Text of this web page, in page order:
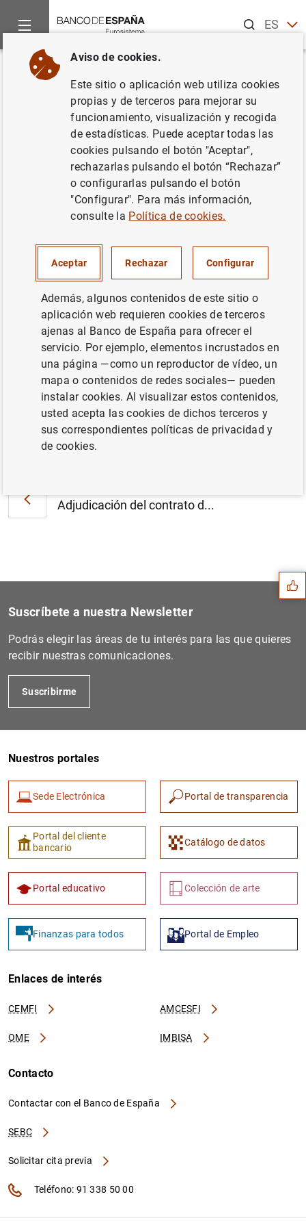
ESEN
Inicio Noticias y eventos
Volver
Comparecencia del presidente
de la Comisión Rectora del
FROB ante la Comisión de
Economía y Competitividad del
Congreso de los Diputados
Comparecencia del presidente de la
Comisión Rectora del FROB ante la
Comisión de Economía y Competitividad del
Congreso de los Diputados (160KB)
Adjudicación del contrato d...
Siguiente
CNMV: Hecho Relevante de Un...
Sugerencias
1 2
Suscríbete a nuestra Newsletter
Podrás elegir las áreas de tu interés para las que quieres
recibir nuestras comunicaciones.
Suscribirme
Nuestros portales
Sede Electrónica Portal de transparencia
Portal del cliente
bancario
Catálogo de datos
Portal educativo Colección de arte
Finanzas para todos Portal de Empleo
Enlaces de interés
CEMFI AMCESFI
OME IMBISA
Contacto
Contactar con el Banco de España
SEBC
Solicitar cita previa
Teléfono: 91 338 50 00
Aviso de cookies.
Este sitio o aplicación web utiliza cookies
propias y de terceros para mejorar su
funcionamiento, visualización y recogida
de estadísticas. Puede aceptar todas las
cookies pulsando el botón "Aceptar",
rechazarlas pulsando el botón “Rechazar”
o configurarlas pulsando el botón
"Configurar". Para más información,
consulte la Política de cookies.
Aceptar Rechazar Configurar
Además, algunos contenidos de este sitio o
aplicación web requieren cookies de terceros
ajenas al Banco de España para ofrecer el
servicio. Por ejemplo, elementos incrustados en
una página —como un reproductor de vídeo, un
mapa o contenidos de redes sociales— pueden
instalar cookies. Al visualizar estos contenidos,
usted acepta las cookies de dichos terceros y
sus correspondientes políticas de privacidad y
de cookies.